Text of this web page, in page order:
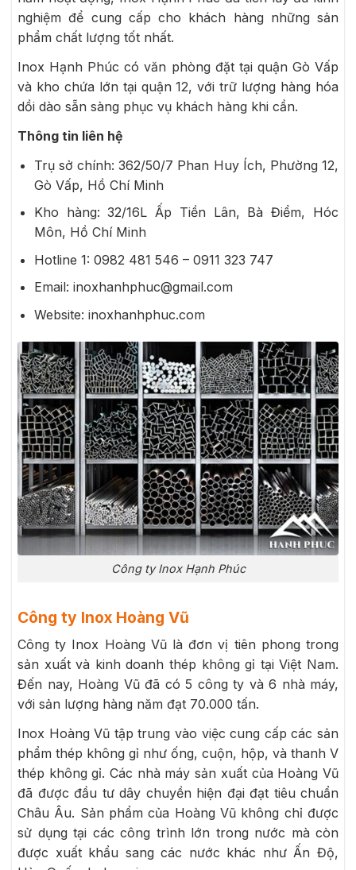
nghiệm để cung cấp cho khách hàng những sản
phẩm chất lượng tốt nhất.
Inox Hạnh Phúc có văn phòng đặt tại quận Gò Vấp
và kho chứa lớn tại quận 12, với trữ lượng hàng hóa
dồi dào sẵn sàng phục vụ khách hàng khi cần.
Thông tin liên hệ
Trụ sở chính: 362/50/7 Phan Huy Ích, Phường 12,
Gò Vấp, Hồ Chí Minh
Kho hàng: 32/16L Ấp Tiền Lân, Bà Điểm, Hóc
Môn, Hồ Chí Minh
Hotline 1: 0982 481 546 –0911 323 747
Email: inoxhanhphuc@gmail.com
Website: inoxhanhphuc.com
Công ty Inox Hạnh Phúc
Công ty Inox Hoàng Vũ
Công ty Inox Hoàng Vũ là đơn vị tiên phong trong
sản xuất và kinh doanh thép không gỉ tại Việt Nam.
Đến nay, Hoàng Vũ đã có 5 công ty và 6 nhà máy,
với sản lượng hàng năm đạt 70.000 tấn.
Inox Hoàng Vũ tập trung vào việc cung cấp các sản
phẩm thép không gỉ như ống, cuộn, hộp, và thanh V
thép không gỉ. Các nhà máy sản xuất của Hoàng Vũ
đã được đầu tư dây chuyền hiện đại đạt tiêu chuẩn
Châu Âu. Sản phẩm của Hoàng Vũ không chỉ được
sử dụng tại các công trình lớn trong nước mà còn
được xuất khẩu sang các nước khác như Ấn Độ,